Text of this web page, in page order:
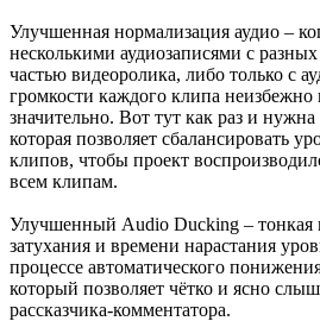
Улучшенная нормализация аудио –
несколькими аудиозаписями с
частью видеоролика, либо только с
громкости каждого клипа неизбежно
значительно. Вот тут как раз и
которая позволяет сбалансировать
клипов, чтобы проект
всем клипам.
Улучшенный Audio Ducking – тонкая
затухания и времени нарастания
процессе автоматического
который позволяет чётко и ясно
рассказчика-комментатора.